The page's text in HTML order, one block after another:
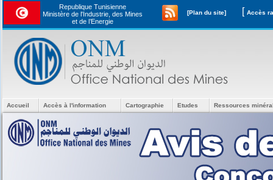
Republique Tunisienne
Ministère de l'Industrie, des Mines
et de l’Energie
[Plan du site] [
Accueil Accès à l'information Cartographie Etudes Ressources